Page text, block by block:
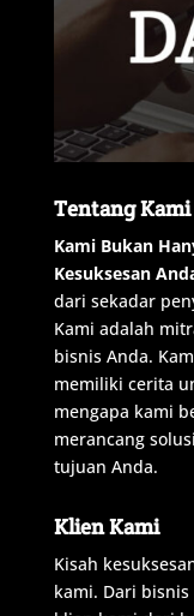
Tentang Kami
Kami Bukan
Kesuksesan
dari sekadar
Kami adalah
bisnis Anda.
memiliki cerita
mengapa kami
merancang solusi
tujuan Anda.
Klien Kami
Kisah
kami. Dari bisnis